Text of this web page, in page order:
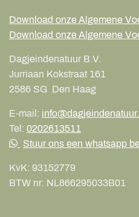
Download onze Algemene
Download onze Algemene
Dagjeindenatuur B.V.
Jurriaan Kokstraat 161
2586 SG Den Haag
E-mail:
Tel: 0202613511
Stuur ons een whatsapp
KvK: 93152779
BTW nr: NL866295033B01